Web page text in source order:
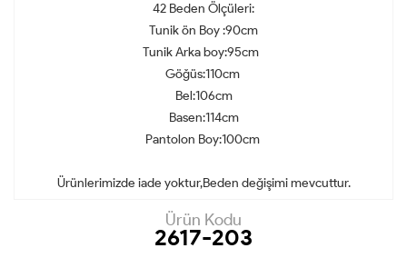
42 Beden Ölçüleri:
Tunik ön Boy :90cm
Tunik Arka boy:95cm
Göğüs:110cm
Bel:106cm
Basen:114cm
Pantolon Boy:100cm
Ürünlerimizde iade yoktur,Beden değişimi mevcuttur.
Ürün Kodu
2617-203